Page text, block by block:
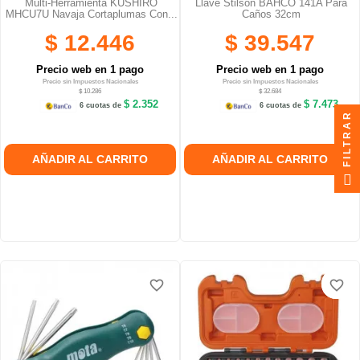
Multi-Herramienta KUSHIRO
MHCU7U Navaja Cortaplumas Con...
$ 12.446
Precio web en 1 pago
Precio sin Impuestos Nacionales
$ 10.286
6 cuotas de $ 2.352
AÑADIR AL CARRITO
Llave Stilson BAHCO 141A Para
Caños 32cm
$ 39.547
Precio web en 1 pago
Precio sin Impuestos Nacionales
$ 32.684
6 cuotas de $ 7.473
AÑADIR AL CARRITO
favorite_border
favorite_border favorite_border
favorite_border
FILTRAR